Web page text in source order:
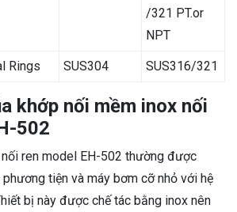
/321 PT.or
NPT
Rings SUS304 SUS316/321
khớp nối mềm inox nối
502
ren model EH-502 thường được
tiện và máy bơm cỡ nhỏ với hệ
bị này được chế tác bằng inox nên